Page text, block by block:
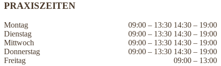
PRAXISZEITEN
Montag
09:00 – 13:30 14:30 – 19:00
Dienstag
09:00 – 13:30 14:30 – 19:00
Mittwoch
09:00 – 13:30 14:30 – 19:00
Donnerstag
09:00 – 13:30 14:30 – 19:00
Freitag
09:00 – 13:00